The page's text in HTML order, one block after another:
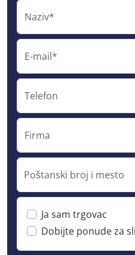
Naziv*
E-mail*
Telefon
Firma
Poštanski broj i mesto
Ja sam trgovac
Dobijte ponude za